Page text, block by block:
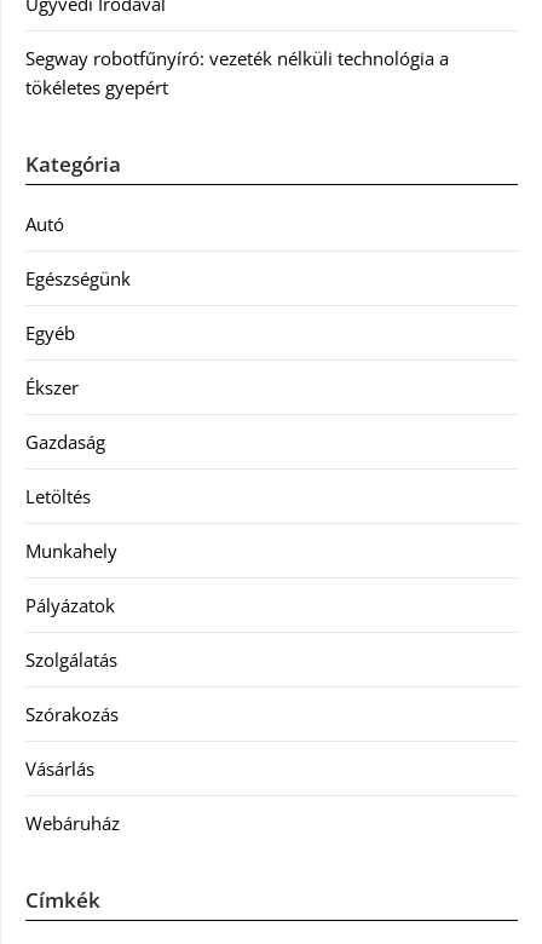
Segway robotfűnyíró: vezeték nélküli technológia a
tökéletes gyepért
Kategória
Autó
Egészségünk
Egyéb
Ékszer
Gazdaság
Letöltés
Munkahely
Pályázatok
Szolgálatás
Szórakozás
Vásárlás
Webáruház
Címkék